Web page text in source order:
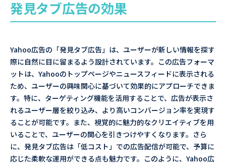
発見タブ広告の効果
Yahoo広告の「発見タブ広告」は、ユーザーが新しい情報を探す
際に自然に目に留まるよう設計されています。この広告フォーマ
ットは、Yahooのトップページやニュースフィードに表示される
ため、ユーザーの興味関心に基づいて効果的にアプローチできま
す。特に、ターゲティング機能を活用することで、広告が表示さ
れるユーザー層を絞り込み、より高いコンバージョン率を実現す
ることが可能です。また、視覚的に魅力的なクリエイティブを用
いることで、ユーザーの関心を引きつけやすくなります。さら
に、発見タブ広告は「低コスト」での広告配信が可能で、予算に
応じた柔軟な運用ができる点も魅力です。このように、Yahoo広